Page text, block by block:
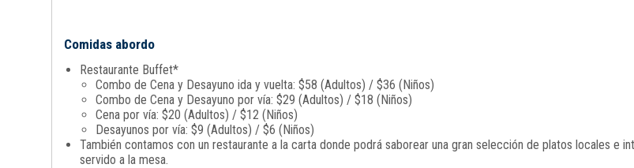
Comidas abordo
Restaurante Buffet*
Combo de Cena y Desayuno ida y vuelta: $58 (Adultos) / $36 (Niños)
Combo de Cena y Desayuno por vía: $29 (Adultos) / $18 (Niños)
Cena por vía: $20 (Adultos) / $12 (Niños)
Desayunos por vía: $9 (Adultos) / $6 (Niños)
También contamos con un restaurante a la carta donde podrá saborear una gran selección de platos locales e
servido a la mesa.